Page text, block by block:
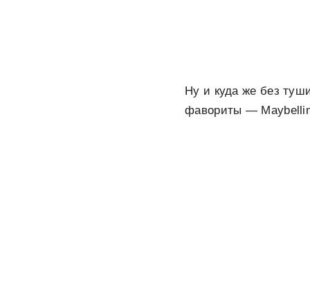
Ну и куда же без
фавориты —